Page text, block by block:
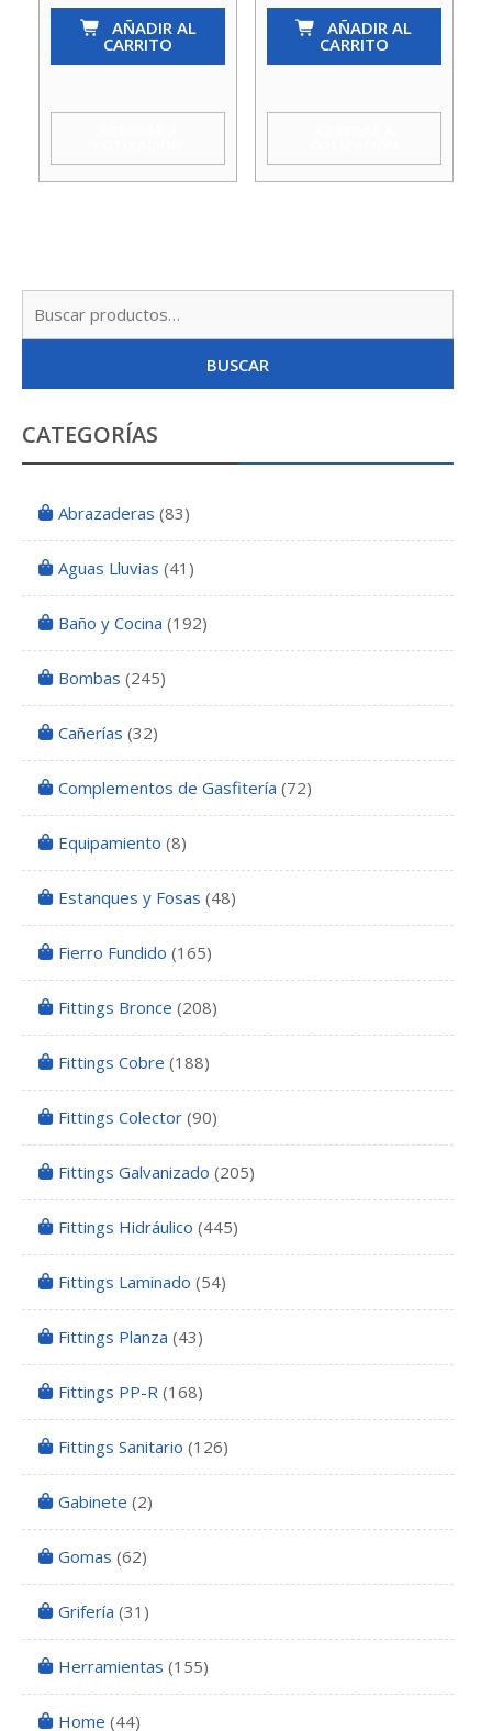
(Pie)
1/2
cantidad
AÑADIR AL
CARRITO
(Pie)
1/2
cantidad
AÑADIR AL
CARRITO
BUSCAR
CATEGORÍAS
Abrazaderas (83)
Aguas Lluvias (41)
Baño y Cocina (192)
Bombas (245)
Cañerías (32)
Complementos de Gasfitería (72)
Equipamiento (8)
Estanques y Fosas (48)
Fierro Fundido (165)
Fittings Bronce (208)
Fittings Cobre (188)
Fittings Colector (90)
Fittings Galvanizado (205)
Fittings Hidráulico (445)
Fittings Laminado (54)
Fittings Planza (43)
Fittings PP-R (168)
Fittings Sanitario (126)
Gabinete (2)
Gomas (62)
Grifería (31)
Herramientas (155)
Home (44)